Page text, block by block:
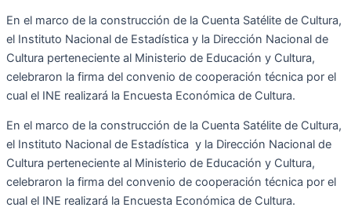
En el marco de la construcción de la Cuenta Satélite de Cultura,
el Instituto Nacional de Estadística y la Dirección Nacional de
Cultura perteneciente al Ministerio de Educación y Cultura,
celebraron la firma del convenio de cooperación técnica por el
cual el INE realizará la Encuesta Económica de Cultura.
En el marco de la construcción de la Cuenta Satélite de Cultura,
el Instituto Nacional de Estadística y la Dirección Nacional de
Cultura perteneciente al Ministerio de Educación y Cultura,
celebraron la firma del convenio de cooperación técnica por el
cual el INE realizará la Encuesta Económica de Cultura.